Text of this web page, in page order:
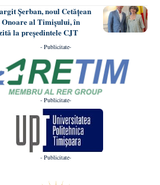
Șerban, noul Cetățean
Onoare al Timișului, în
la președintele CJT
- Publicitate-
- Publicitate-
- Publicitate-